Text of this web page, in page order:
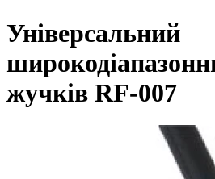
Універсальний
жучків RF-007